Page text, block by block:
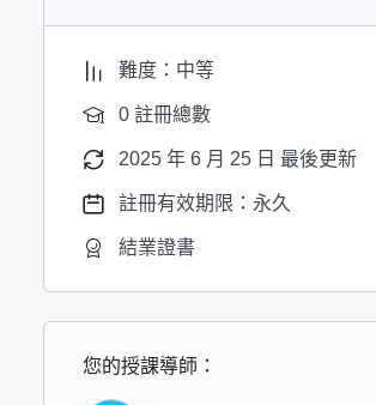
難度：中等
0 註冊總數
2025 年 6 月 25 日 最後更新
註冊有效期限：永久
結業證書
您的授課導師：